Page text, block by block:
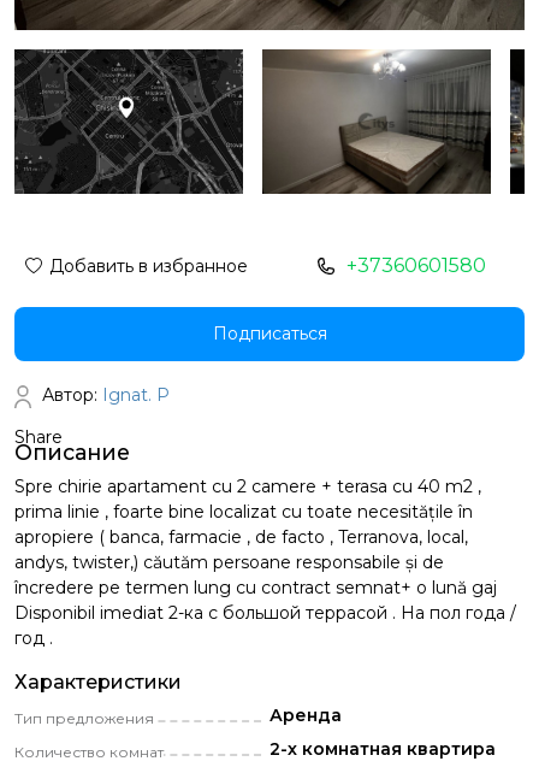
Описание
Spre chirie apartament cu 2 camere + terasa cu 40 m2 ,
prima linie , foarte bine localizat cu toate necesitățile în
apropiere ( banca, farmacie , de facto , Terranova, local,
andys, twister,) căutăm persoane responsabile și de
încredere pe termen lung cu contract semnat+ o lună gaj
Disponibil imediat 2-ка с большой террасой . На пол года /
год .
Характеристики
Тип предложения Аренда
Количество комнат 2-х комнатная квартира
Добавить в избранное +37360601580
Подписаться
Автор: Ignat. P
Share